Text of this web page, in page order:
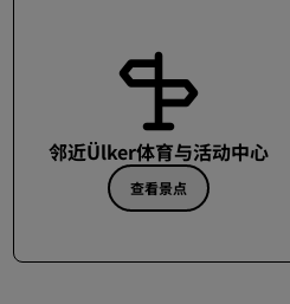
邻近Ülker体育与活动中心
查看景点